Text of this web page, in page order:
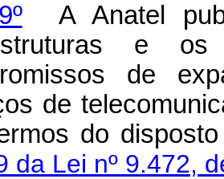
A Anatel
e
de
de
do
da Lei nº 9.472,